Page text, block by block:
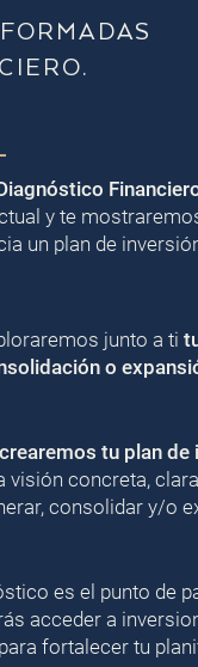
y te
un plan de
junto a ti
o
tu plan de
visión concreta,
consolidar y/o
es el punto de
acceder a
fortalecer tu